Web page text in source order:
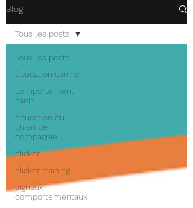
Blog
Tous les posts
éducation canine
comportement
canin
éducation du
chien de
compagnie
clicker
clicker training
signaux
comportementaux
Tous les posts